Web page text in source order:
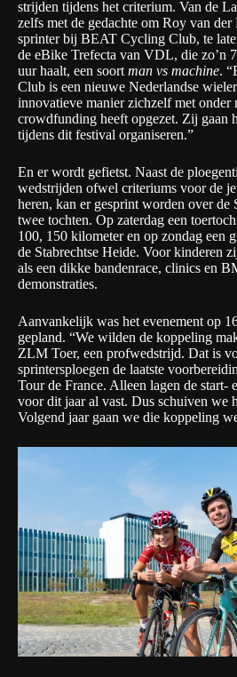
strijden tijdens het criterium. Van de
zelfs met de gedachte om Roy van der
sprinter bij BEAT Cycling Club, te
de eBike Trefecta van VDL, die zo’n
uur haalt, een soort man vs machine.
Club is een nieuwe Nederlandse
innovatieve manier zichzelf met onder
crowdfunding heeft opgezet. Zij gaan
tijdens dit festival organiseren.”
En er wordt gefietst. Naast de
wedstrijden ofwel criteriums voor de
heren, kan er gesprint worden over de
twee tochten. Op zaterdag een
100, 150 kilometer en op zondag een
de Stabrechtse Heide. Voor kinderen
als een dikke bandenrace, clinics en
demonstraties.
Aanvankelijk was het evenement op
gepland. “We wilden de koppeling
ZLM Toer, een profwedstrijd. Dat is
sprintersploegen de laatste
Tour de France. Alleen lagen de start-
voor dit jaar al vast. Dus schuiven we
Volgend jaar gaan we die koppeling